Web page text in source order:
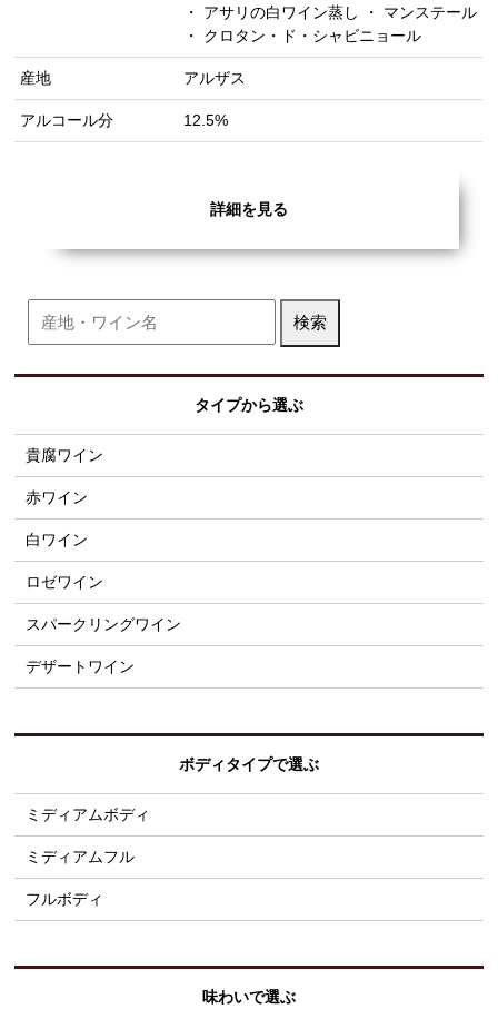
・ アサリの白ワイン蒸し ・ マンステール
・ クロタン・ド・シャビニョール
産地 アルザス
アルコール分 12.5%
詳細を見る
タイプから選ぶ
貴腐ワイン
赤ワイン
白ワイン
ロゼワイン
スパークリングワイン
デザートワイン
ボディタイプで選ぶ
ミディアムボディ
ミディアムフル
フルボディ
味わいで選ぶ